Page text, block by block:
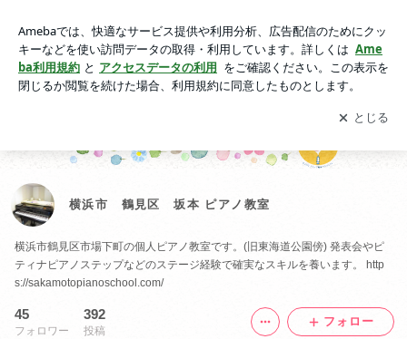
アプリをダウンロードして ブログの更新通知
を受け取りまし
ょう。
開く
横浜市 鶴見区 坂本 ピアノ教室
横浜市鶴見区市場下町の個人ピアノ教室です。(旧東海道公園傍) 発表会やピ
ティナピアノステップなどのステージ経験で確実なスキルを養います。 http
s://sakamotopianoschool.com/
45
フォロワー
392
投稿
フォロー